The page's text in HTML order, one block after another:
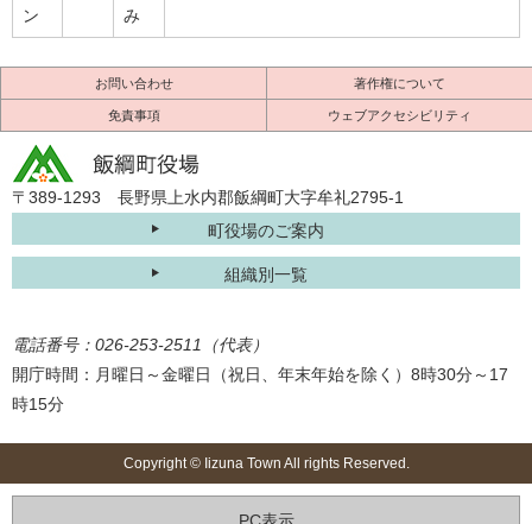
ン
み
お問い合わせ 著作権について
免責事項 ウェブアクセシビリティ
〒389-1293 長野県上水内郡飯綱町大字牟礼2795-1
町役場のご案内
組織別一覧
電話番号：026-253-2511（代表）
開庁時間：月曜日～金曜日（祝日、年末年始を除く）8時30分～17
時15分
Copyright © Iizuna Town All rights Reserved.